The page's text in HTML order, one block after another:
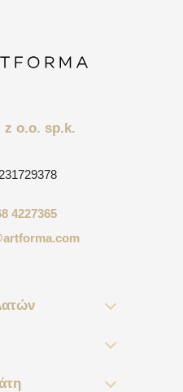
z o.o. sp.k.
4227365